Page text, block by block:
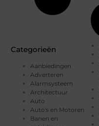
Categorieën
Aanbiedingen
Adverteren
Alarmsysteem
Architectuur
Auto
Auto's en Motoren
Banen en